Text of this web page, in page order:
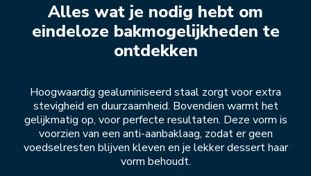
Alles wat je nodig hebt om
eindeloze bakmogelijkheden te
ontdekken
Hoogwaardig gealuminiseerd staal zorgt voor extra
stevigheid en duurzaamheid. Bovendien warmt het
gelijkmatig op, voor perfecte resultaten. Deze vorm is
voorzien van een anti-aanbaklaag, zodat er geen
voedselresten blijven kleven en je lekker dessert haar
vorm behoudt.